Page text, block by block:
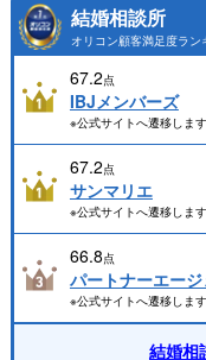
結婚相談所
オリコン顧客満足度ラン
67.2点
IBJメンバーズ
※公式サイトへ遷移します
67.2点
サンマリエ
※公式サイトへ遷移します
66.8点
パートナーエージ
※公式サイトへ遷移します
結婚相